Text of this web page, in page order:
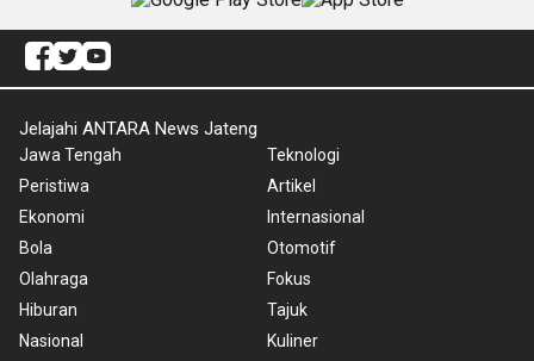
Jelajahi ANTARA News Jateng
Jawa Tengah
Peristiwa
Ekonomi
Bola
Olahraga
Hiburan
Nasional
Teknologi
Artikel
Internasional
Otomotif
Fokus
Tajuk
Kuliner